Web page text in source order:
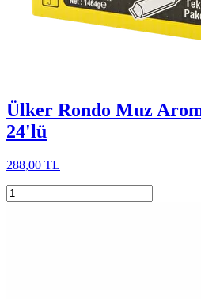
Ülker Rondo Muz
24'lü
288,00 TL